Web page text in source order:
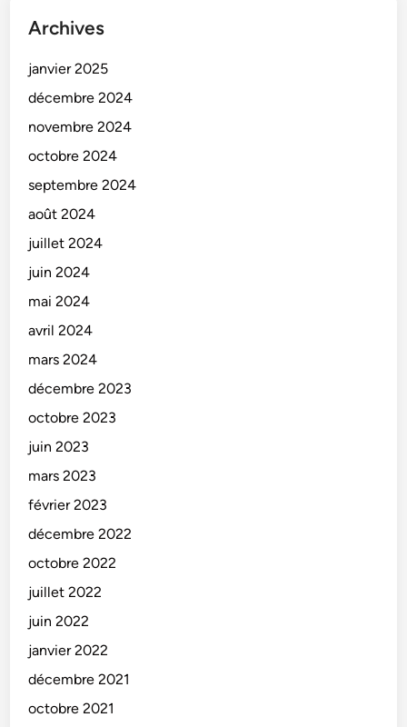
Archives
janvier 2025
décembre 2024
novembre 2024
octobre 2024
septembre 2024
août 2024
juillet 2024
juin 2024
mai 2024
avril 2024
mars 2024
décembre 2023
octobre 2023
juin 2023
mars 2023
février 2023
décembre 2022
octobre 2022
juillet 2022
juin 2022
janvier 2022
décembre 2021
octobre 2021